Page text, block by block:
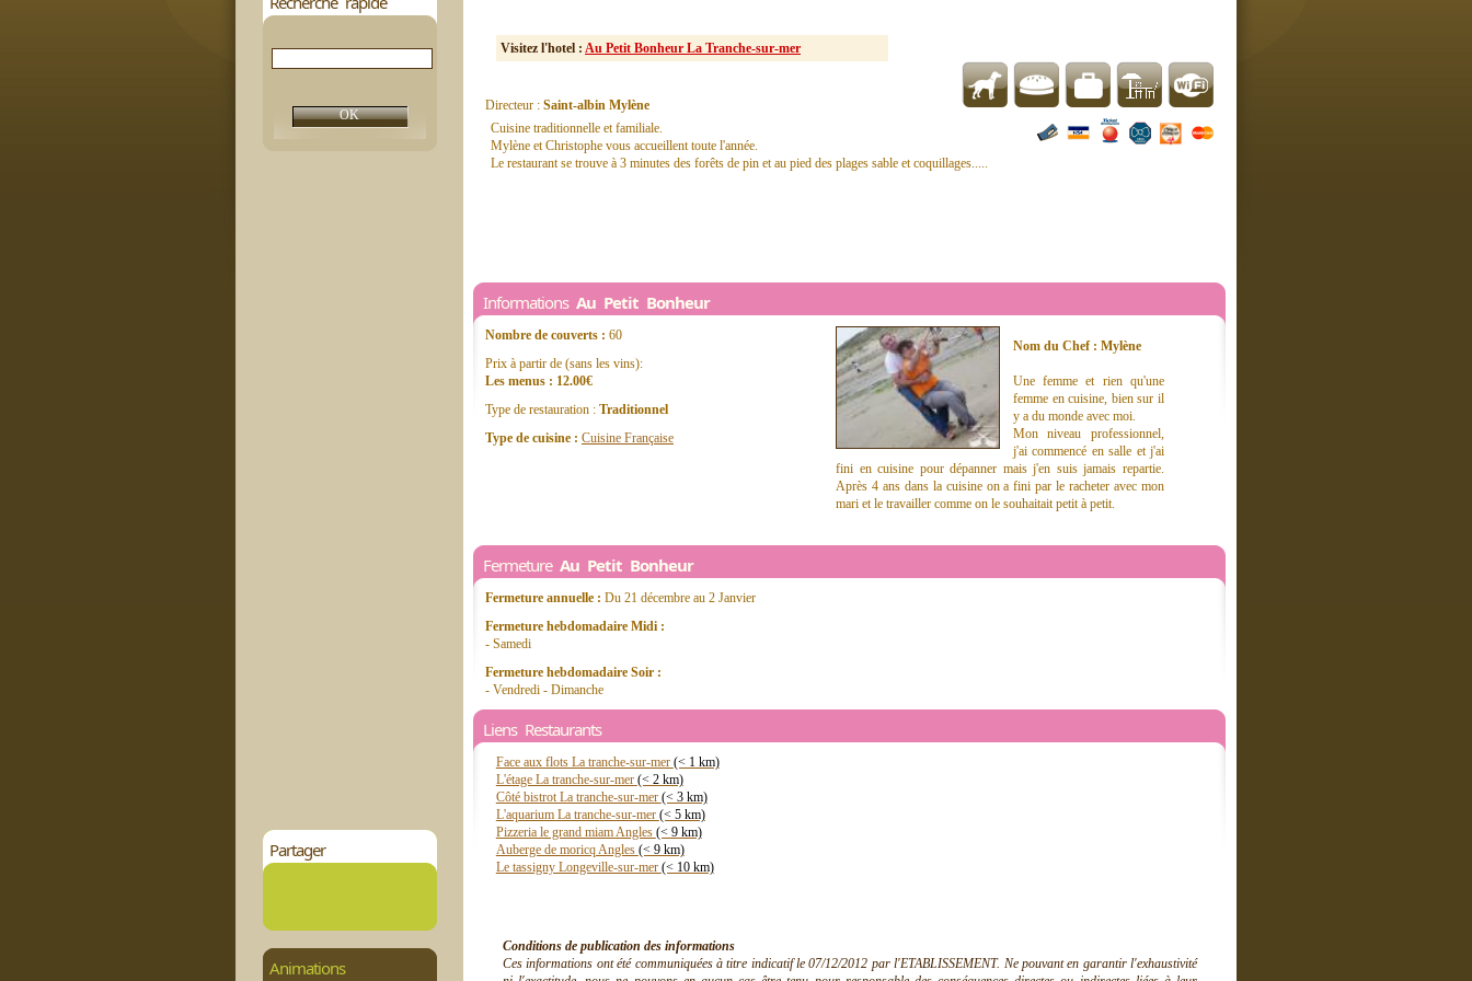
Partager
Animations
Visitez l'hotel : Au Petit Bonheur La Tranche-sur-mer
Directeur : Saint-albin Mylène
Cuisine traditionnelle et familiale.
Mylène et Christophe vous accueillent toute l'année.
Le restaurant se trouve à 3 minutes des forêts de pin et au pied des plages sable et coquillages.....
Informations Au Petit Bonheur
Nombre de couverts : 60
Prix à partir de (sans les vins):
Les menus : 12.00€
Type de restauration : Traditionnel
Type de cuisine : Cuisine Française
Nom du Chef : Mylène
Une femme et rien qu'une
femme en cuisine, bien sur il
y a du monde avec moi.
Mon niveau professionnel,
j'ai commencé en salle et j'ai
fini en cuisine pour dépanner mais j'en suis jamais repartie.
Après 4 ans dans la cuisine on a fini par le racheter avec mon
mari et le travailler comme on le souhaitait petit à petit.
Fermeture Au Petit Bonheur
Fermeture annuelle : Du 21 décembre au 2 Janvier
Fermeture hebdomadaire Midi :
- Samedi
Fermeture hebdomadaire Soir :
- Vendredi - Dimanche
Liens Restaurants
Face aux flots La tranche-sur-mer (< 1 km)
L'étage La tranche-sur-mer (< 2 km)
Côté bistrot La tranche-sur-mer (< 3 km)
L'aquarium La tranche-sur-mer (< 5 km)
Pizzeria le grand miam Angles (< 9 km)
Auberge de moricq Angles (< 9 km)
Le tassigny Longeville-sur-mer (< 10 km)
Conditions de publication des informations
Ces informations ont été communiquées à titre indicatif le 07/12/2012 par l'ETABLISSEMENT. Ne pouvant en garantir l'exhaustivité